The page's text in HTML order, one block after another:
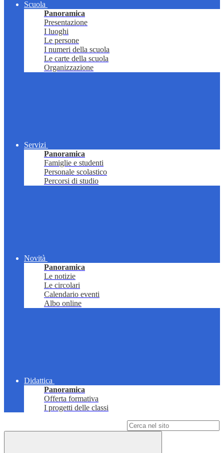
Scuola
Panoramica
Presentazione
I luoghi
Le persone
I numeri della scuola
Le carte della scuola
Organizzazione
Servizi
Panoramica
Famiglie e studenti
Personale scolastico
Percorsi di studio
Novità
Panoramica
Le notizie
Le circolari
Calendario eventi
Albo online
Didattica
Panoramica
Offerta formativa
I progetti delle classi